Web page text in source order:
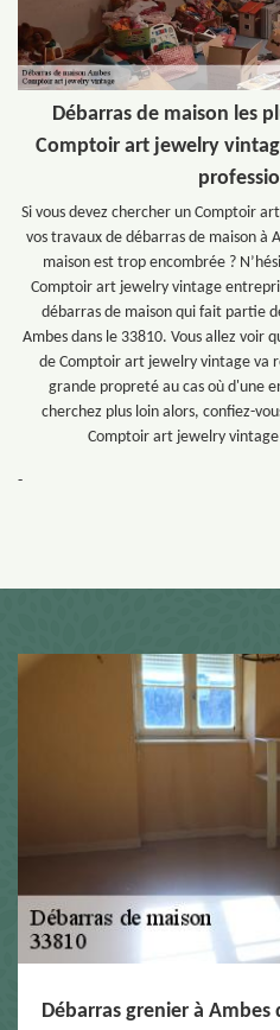
Débarras de maison les
Comptoir art jewelry
Si vous devez chercher un Comptoir
vos travaux de débarras de maison à
maison est trop encombrée ?
Comptoir art jewelry vintage
débarras de maison qui fait partie
Ambes dans le 33810. Vous allez voir
de Comptoir art jewelry vintage va
grande propreté au cas où d'une
cherchez plus loin alors, confiez-
Comptoir art jewelry vintage
-
Débarras grenier à Ambes